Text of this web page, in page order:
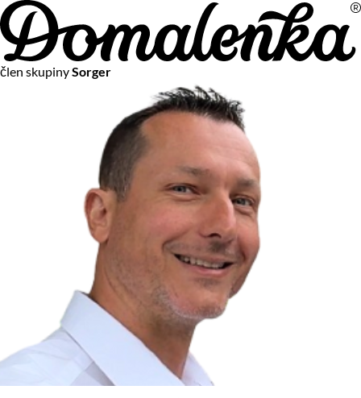
člen skupinySorger
Na vašom súkromí nám záleží
Chceme vám neustále poskytovať tie najlepšie služby.
Vzhľadom k platnej legislatíve od vás ale potrebujeme súhlas
s používaním súborov cookies.
Viac o personalizácii a meraní
Aby sme vedeli, čo sa deje na webových stránkach a aby sme
vám mohli prispôsobiť ponuky na mieru či reklamu,
používame cookies a taktiežslužby spoločnosti Google
Čo sú cookies?
Cookies sú malé textové súbory, ktoré môžu byť používané
webovými stránkami, aby zefektívnili používateľský zážitok.
Vďaka cookies vám môžeme ponúkať služby podľa toho, čo
naozaj hľadáte a chcete nájsť.
Kedykoľvek sa môžete slobodne rozhodnúť, ktoré typy
používania cookies chcete umožniť.
Zákon uvádza, že môžeme ukladať cookies na vašom
zariadení, pokiaľ sú nevyhnutne nutné pre prevádzku tejto